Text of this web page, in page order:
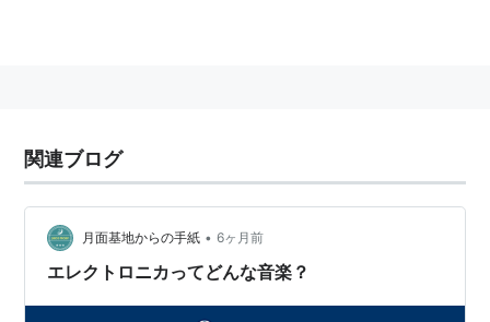
関連ブログ
月面基地からの手紙 • 6ヶ月前
エレクトロニカってどんな音楽？